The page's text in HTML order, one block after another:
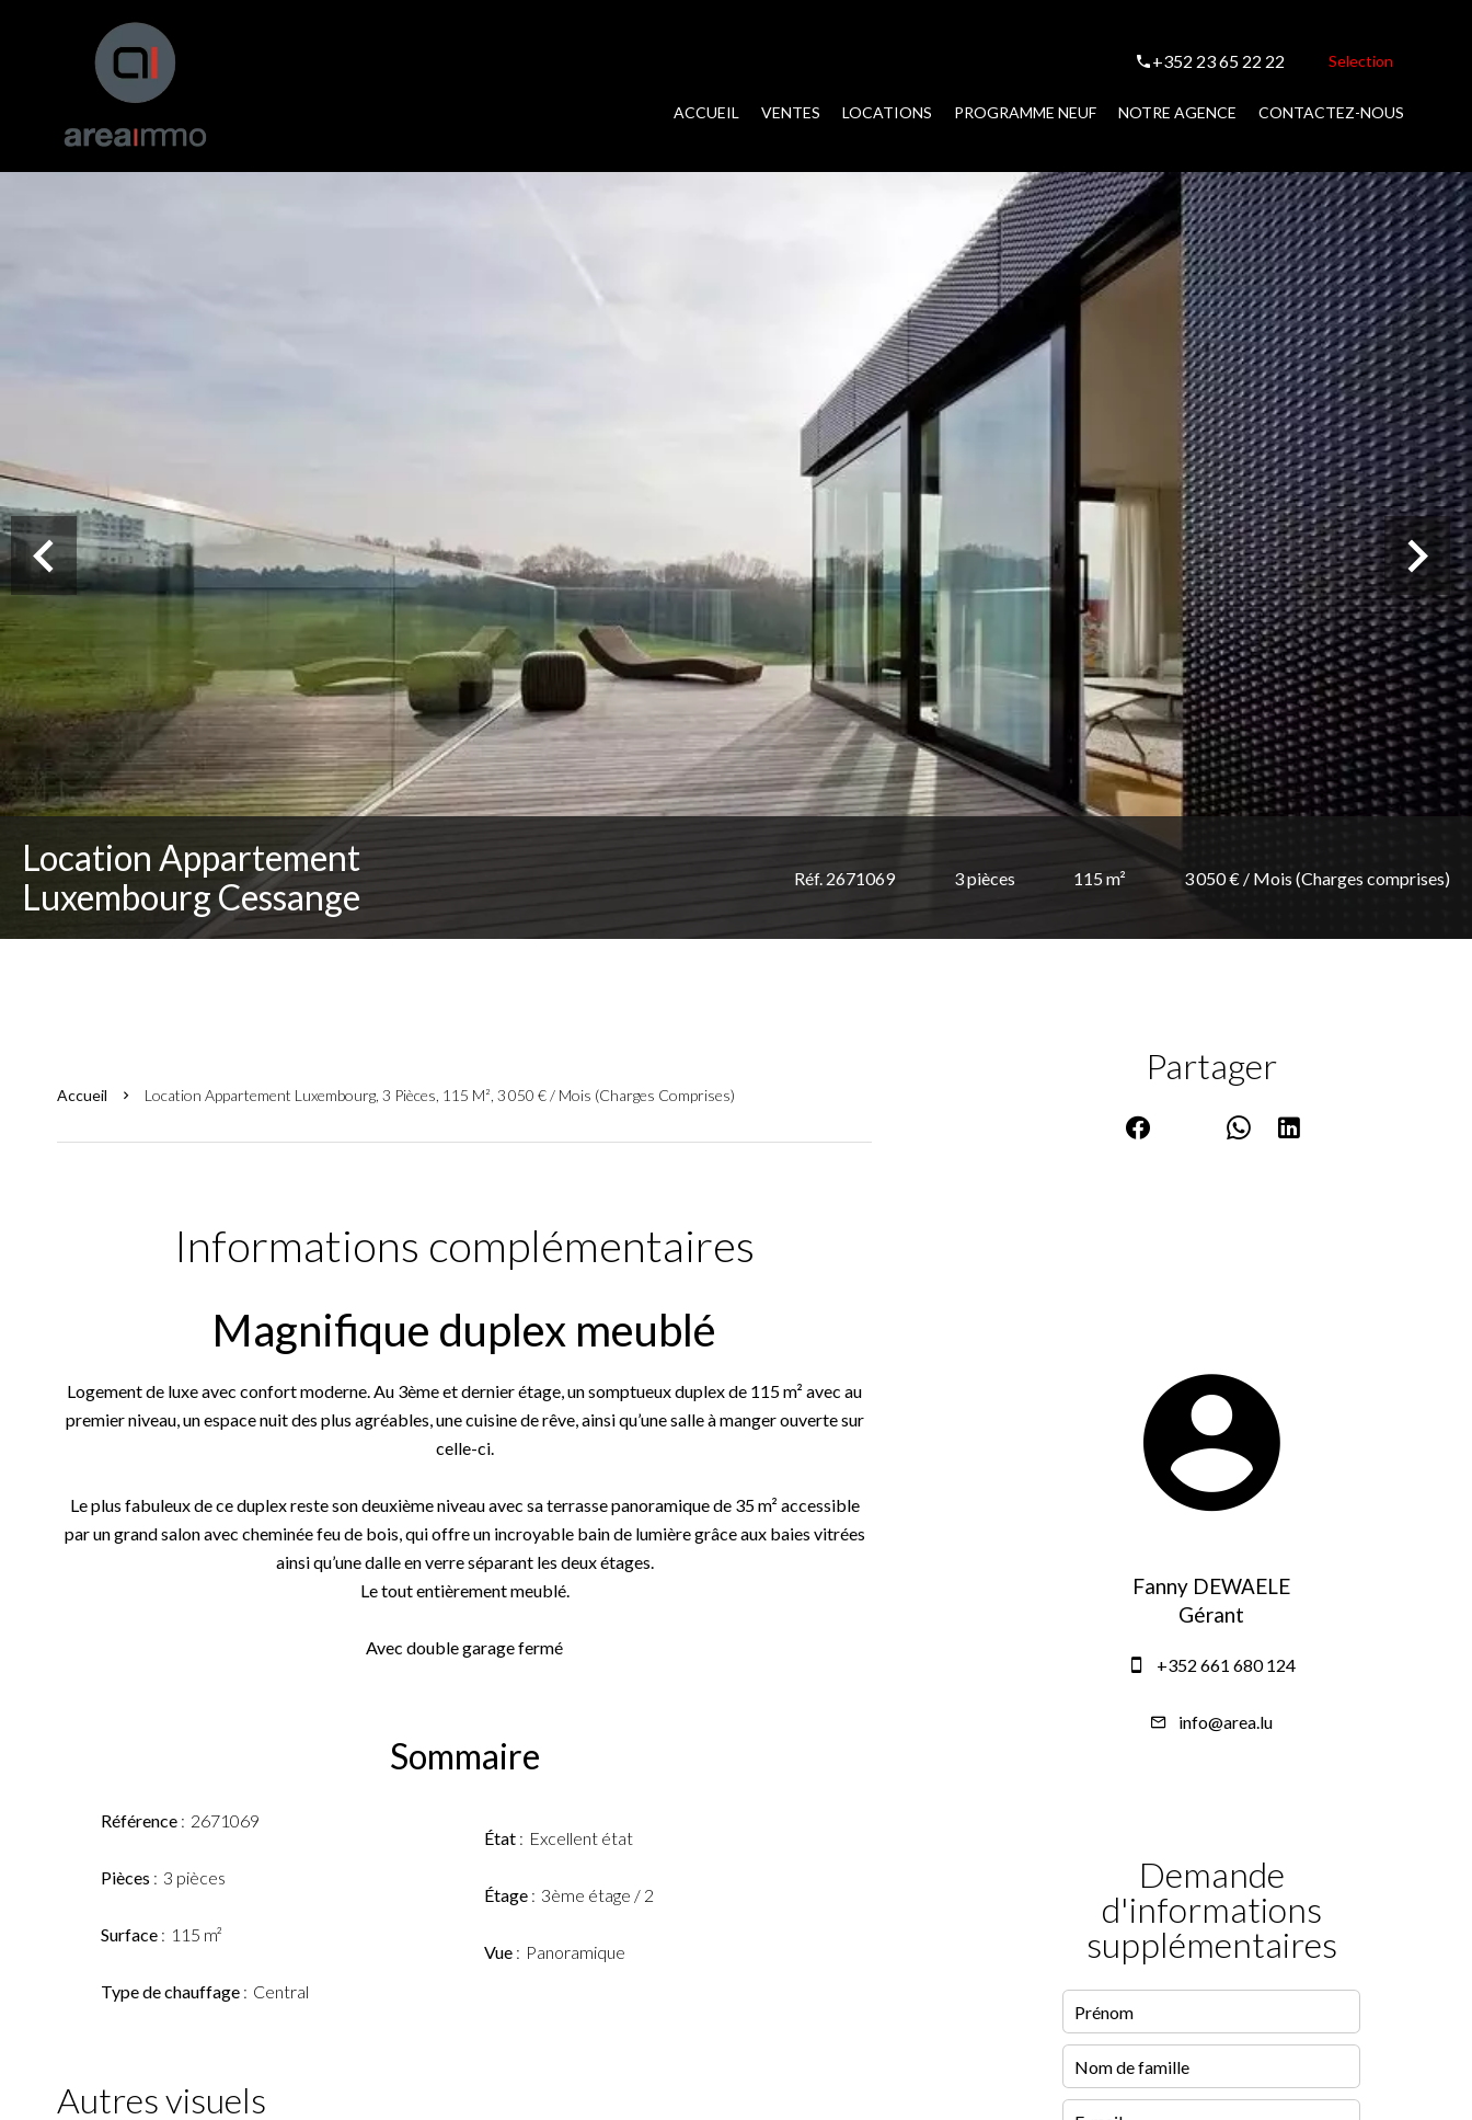
+352 23 65 22 22 Selection
ACCUEIL VENTES LOCATIONS PROGRAMME NEUF NOTRE AGENCE CONTACTEZ-NOUS
Location Appartement
Luxembourg Cessange
Réf. 2671069 3 pièces 115 m² 3 050 € / Mois (Charges comprises)
Accueil Location Appartement Luxembourg, 3 Pièces, 115 M², 3 050 € / Mois (Charges Comprises)
Informations complémentaires
Magnifique duplex meublé
Logement de luxe avec confort moderne. Au 3ème et dernier étage, un somptueux duplex de 115 m² avec au
premier niveau, un espace nuit des plus agréables, une cuisine de rêve, ainsi qu’une salle à manger ouverte sur
celle-ci.
Le plus fabuleux de ce duplex reste son deuxième niveau avec sa terrasse panoramique de 35 m² accessible
par un grand salon avec cheminée feu de bois, qui offre un incroyable bain de lumière grâce aux baies vitrées
ainsi qu’une dalle en verre séparant les deux étages.
Le tout entièrement meublé.
Avec double garage fermé
Sommaire
Référence 2671069
Pièces 3 pièces
Surface 115 m²
Type de chauffage Central
État Excellent état
Étage 3ème étage / 2
Vue Panoramique
Autres visuels
Partager
Fanny DEWAELE
Gérant
+352 661 680 124
info@area.lu
Demande
d'informations
supplémentaires